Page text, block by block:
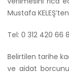
Mustafa
Tel: 0 312
Belirtilen tarihe
ve aidat